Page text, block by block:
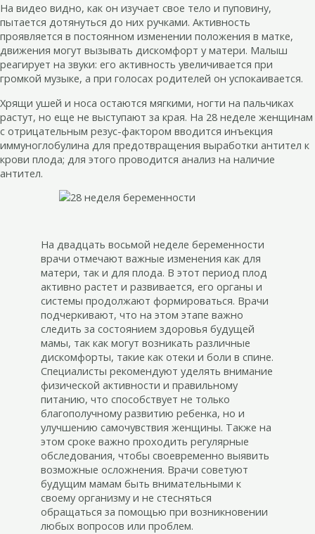
На видео видно, как он изучает свое тело и пуповину,
пытается дотянуться до них ручками. Активность
проявляется в постоянном изменении положения в матке,
движения могут вызывать дискомфорт у матери. Малыш
реагирует на звуки: его активность увеличивается при
громкой музыке, а при голосах родителей он успокаивается.
Хрящи ушей и носа остаются мягкими, ногти на пальчиках
растут, но еще не выступают за края. На 28 неделе женщинам
с отрицательным резус-фактором вводится инъекция
иммуноглобулина для предотвращения выработки антител к
крови плода; для этого проводится анализ на наличие
антител.
На двадцать восьмой неделе беременности
врачи отмечают важные изменения как для
матери, так и для плода. В этот период плод
активно растет и развивается, его органы и
системы продолжают формироваться. Врачи
подчеркивают, что на этом этапе важно
следить за состоянием здоровья будущей
мамы, так как могут возникать различные
дискомфорты, такие как отеки и боли в спине.
Специалисты рекомендуют уделять внимание
физической активности и правильному
питанию, что способствует не только
благополучному развитию ребенка, но и
улучшению самочувствия женщины. Также на
этом сроке важно проходить регулярные
обследования, чтобы своевременно выявить
возможные осложнения. Врачи советуют
будущим мамам быть внимательными к
своему организму и не стесняться
обращаться за помощью при возникновении
любых вопросов или проблем.